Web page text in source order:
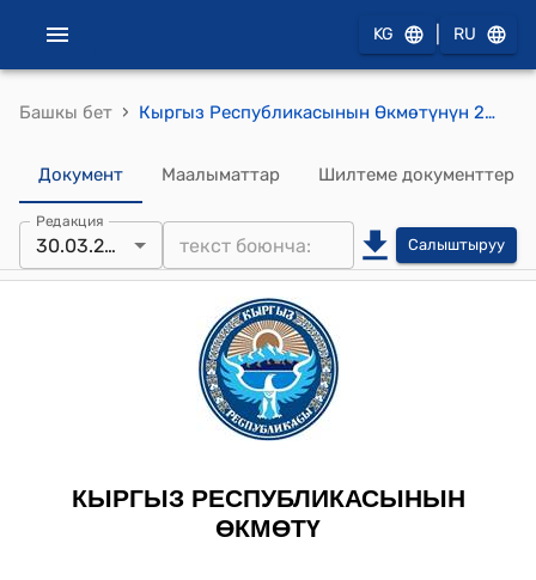
KG RU
Башкы бет › Кыргыз Республикасынын Өкмөтүнүн 2020-жылдын 3-февралындагы № 54 "Кыргыз Республикасынын Өкмөтүнүн медициналык билим берүү чөйрөсүндөгү айрым чечимдерине өзгөртүүлөрдү киргизүү жөнүндө" токтому
Документ Маалыматтар Шилтеме документтер
Редакция
30.03.2022 Салыштыруу